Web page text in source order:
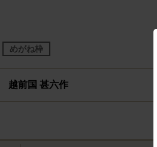
めがね枠
越前国 甚六作